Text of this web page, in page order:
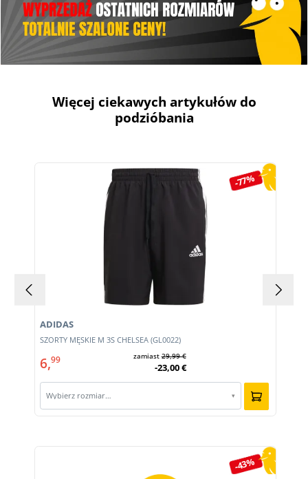
Więcej ciekawych artykułów do
podzióbania
Pomiń galerię produktów
-77%
SZORTY MĘSKIE M 3S CHELSEA (GL0022)
ADIDAS
6,99 zamiast29,99 €
-23,00 €
Wybierz rozmiar… ▾
-43%